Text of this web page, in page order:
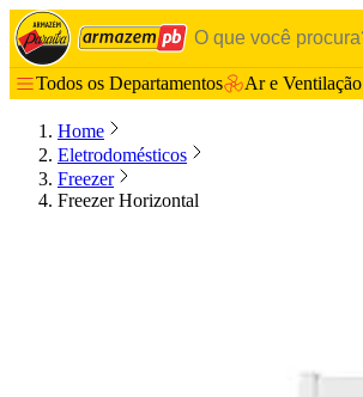
Todos os Departamentos Ar e Ventilação
Home
Eletrodomésticos
Freezer
Freezer Horizontal